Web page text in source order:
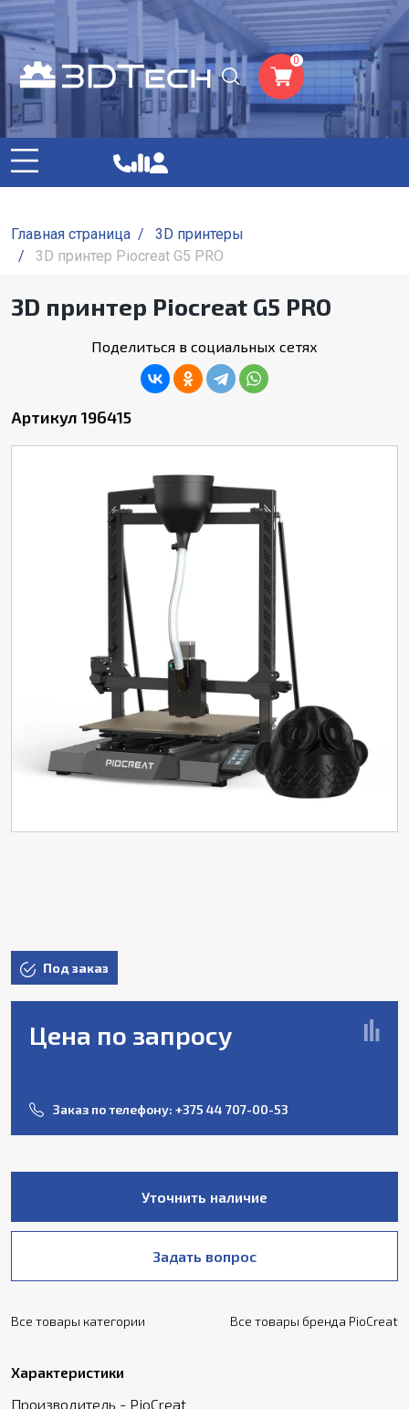
0
Главная страница /
3D принтеры
/
3D принтер Piocreat G5 PRO
3D принтер Piocreat G5 PRO
Поделиться в социальных сетях
Артикул 196415
Под заказ
Цена по запросу
Заказ по телефону: +375 44 707-00-53
Уточнить наличие
Задать вопрос
Все товары категории Все товары бренда PioCreat
Характеристики
Производитель - PioCreat